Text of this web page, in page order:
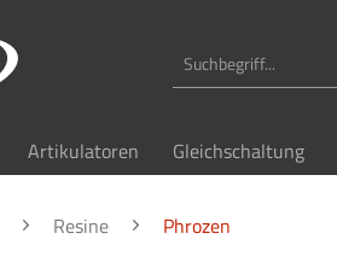
Artikulatoren Gleichschaltung
Resine Phrozen